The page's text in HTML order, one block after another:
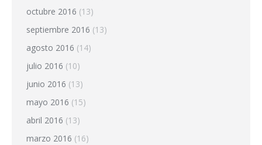
octubre 2016 (13)
septiembre 2016 (13)
agosto 2016 (14)
julio 2016 (10)
junio 2016 (13)
mayo 2016 (15)
abril 2016 (13)
marzo 2016 (16)